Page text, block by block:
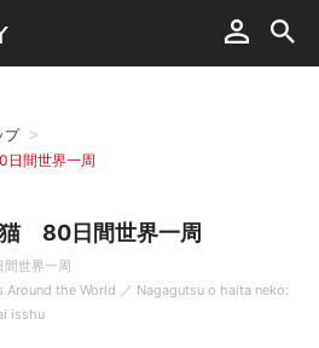
プ
間世界一周
80日間世界一周
世界一周
Around the World ／ Nagagutsu o haita neko:
isshu